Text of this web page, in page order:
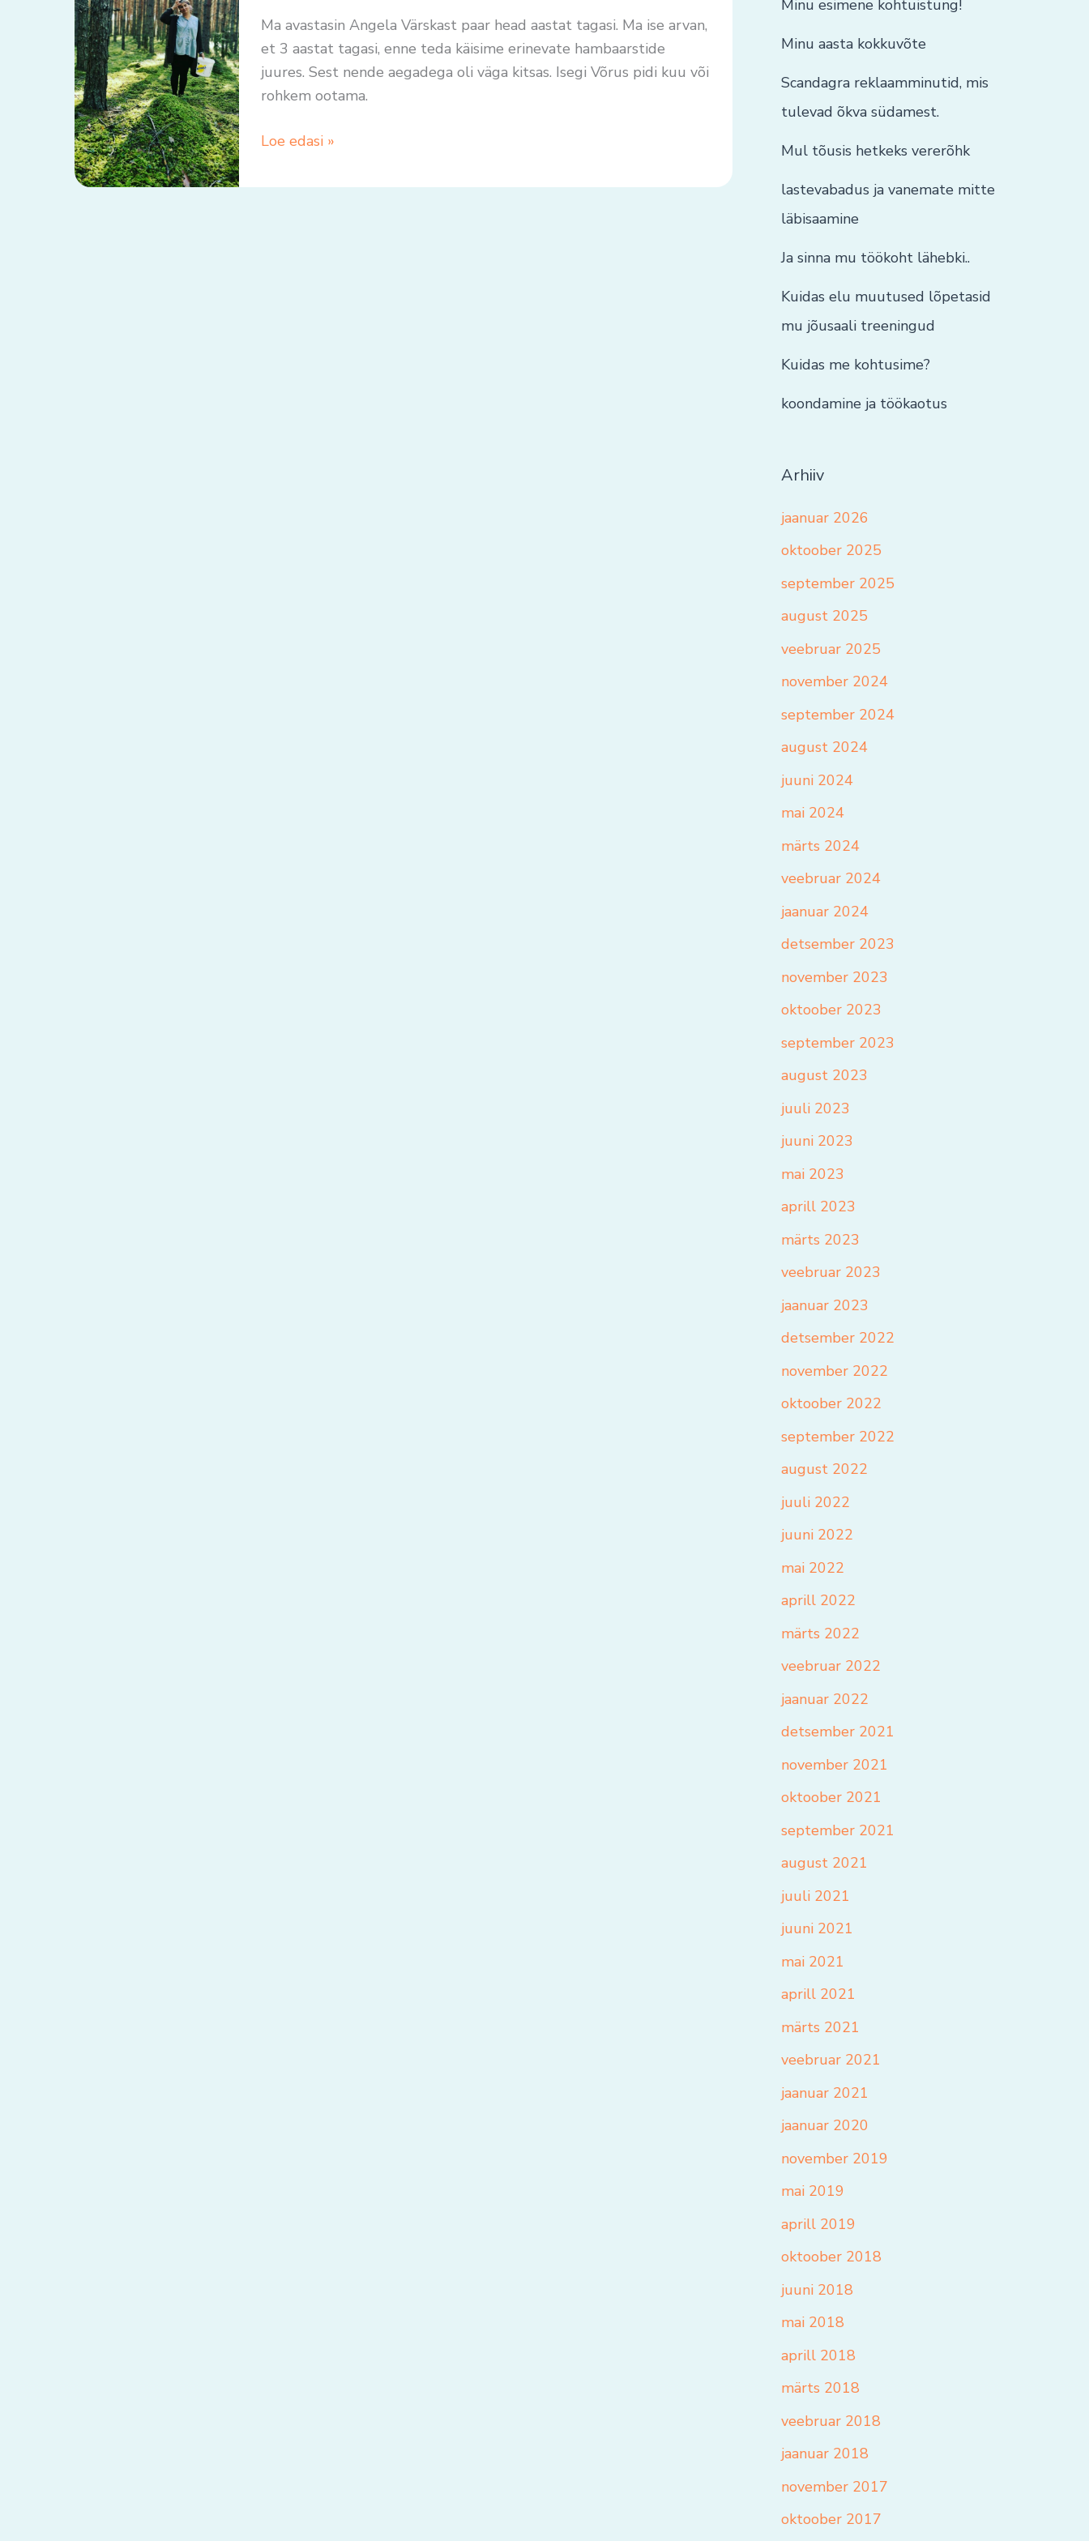
Ma avastasin Angela Värskast paar head aastat tagasi. Ma ise arvan,
et 3 aastat tagasi, enne teda käisime erinevate hambaarstide
juures. Sest nende aegadega oli väga kitsas. Isegi Võrus pidi kuu või
rohkem ootama.
Loe edasi »
Minu esimene kohtuistung!
Minu aasta kokkuvõte
Scandagra reklaamminutid, mis
tulevad õkva südamest.
Mul tõusis hetkeks vererõhk
lastevabadus ja vanemate mitte
läbisaamine
Ja sinna mu töökoht lähebki..
Kuidas elu muutused lõpetasid
mu jõusaali treeningud
Kuidas me kohtusime?
koondamine ja töökaotus
Arhiiv
jaanuar 2026
oktoober 2025
september 2025
august 2025
veebruar 2025
november 2024
september 2024
august 2024
juuni 2024
mai 2024
märts 2024
veebruar 2024
jaanuar 2024
detsember 2023
november 2023
oktoober 2023
september 2023
august 2023
juuli 2023
juuni 2023
mai 2023
aprill 2023
märts 2023
veebruar 2023
jaanuar 2023
detsember 2022
november 2022
oktoober 2022
september 2022
august 2022
juuli 2022
juuni 2022
mai 2022
aprill 2022
märts 2022
veebruar 2022
jaanuar 2022
detsember 2021
november 2021
oktoober 2021
september 2021
august 2021
juuli 2021
juuni 2021
mai 2021
aprill 2021
märts 2021
veebruar 2021
jaanuar 2021
jaanuar 2020
november 2019
mai 2019
aprill 2019
oktoober 2018
juuni 2018
mai 2018
aprill 2018
märts 2018
veebruar 2018
jaanuar 2018
november 2017
oktoober 2017